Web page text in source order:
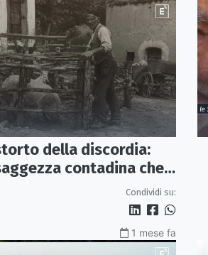
della discordia:
contadina che
il valore del rispettoCondividi su:
1 mese fa